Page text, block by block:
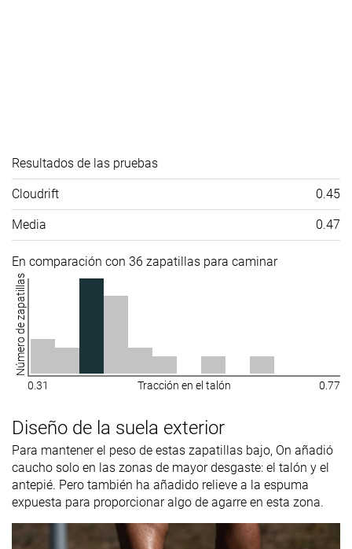
Resultados de las pruebas
Cloudrift 0.45
Media 0.47
En comparación con 36 zapatillas para caminar
Número de zapatillas
0.31 Tracción en el talón 0.77
Diseño de la suela exterior
Para mantener el peso de estas zapatillas bajo, On añadió
caucho solo en las zonas de mayor desgaste: el talón y el
antepié. Pero también ha añadido relieve a la espuma
expuesta para proporcionar algo de agarre en esta zona.